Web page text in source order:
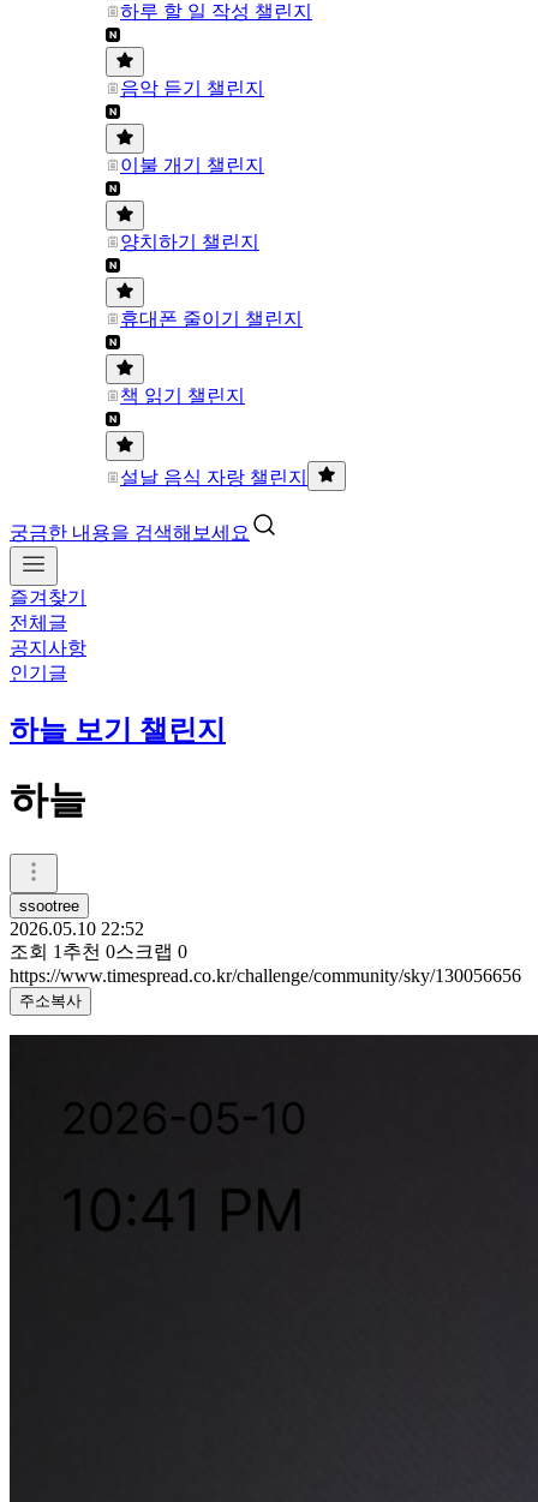
하루 할 일 작성 챌린지
음악 듣기 챌린지
이불 개기 챌린지
양치하기 챌린지
휴대폰 줄이기 챌린지
책 읽기 챌린지
설날 음식 자랑 챌린지
궁금한 내용을 검색해보세요
즐겨찾기
전체글
공지사항
인기글
하늘 보기 챌린지
하늘
ssootree
2026.05.10 22:52
조회 1 추천 0스크랩 0
https://www.timespread.co.kr/challenge/community/sky/130056656
주소복사